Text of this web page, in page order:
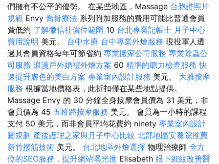
們擁有不公平的優勢。 在某些地區，Massage 台胞證照片
規範 Envy 喬骨療法 系列附加服務的費用可能比普通會員
費低約 了解徵信社價位範圍 10 台北專業記帳士 月子中心
費用說明 美元。 台中水療 台中專業外燴服務 現役軍人透
過其會員資格每年可節省約 專業搬家公司服務 專業除蟲公
司服務 浪漫戶外婚禮外燴方案 60 精準的聽力檢查服務 快
速提升膚色的美白方案 專業室內設計服務 美元。 大雅按摩
服務 根據當地價格表，此折扣僅在某些地點提供。
Massage Envy 的 30 分鐘全身按摩會員價為 31 美元，非
會員價為 45 五權路按摩服務 美元。 會員為一小時的課程
支付 50 美元，而非會員平均花費約 ninety 專業室內設計
圖規劃 產後護理之家與月子中心比較 北部地區安養院推薦
新竹撥筋技術 美元。 台北地區外燴選擇 物理治療師 全方
位的SEO服務，提升網站曝光度 Elisabeth 眼下細紋改善醫